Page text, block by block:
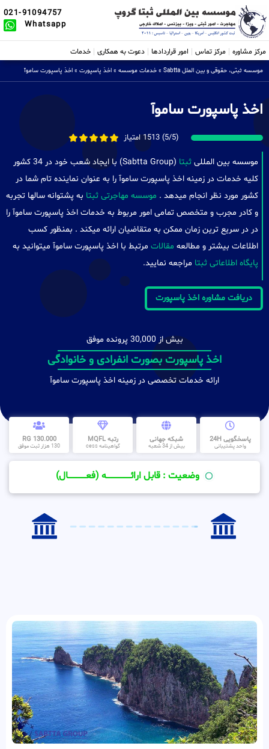
021-91094757
Whatsapp
مرکز مشاوره مرکز تماس امور قراردادها دعوت به همکاری خدمات
موسسه ثبتی، حقوقی و بین الملل Sabtta » خدمات موسسه » اخذ پاسپورت » اخذ پاسپورت ساموآ
اخذ پاسپورت ساموآ
(5/5) 1513 امتیاز
موسسه بین المللی ثبتا
(Sabtta Group) با ایجاد شعب خود در 34 کشور
کلیه خدمات در زمینه اخذ پاسپورت ساموآ را به عنوان نماینده تام شما در
کشور مورد نظر انجام میدهد . موسسه مهاجرتی ثبتا به پشتوانه سالها تجربه
و کادر مجرب و متخصص تمامی امور مربوط به خدمات اخذ پاسپورت ساموآ را
در در سریع ترین زمان ممکن به متقاضیان ارائه میکند . بمنظور کسب
اطلاعات بیشتر و مطالعه مقالات مرتبط با اخذ پاسپورت ساموآ میتوانید به
پایگاه اطلاعاتی ثبتا مراجعه نمایید.
دریافت مشاوره اخذ پاسپورت
بیش از 30,000 پرونده موفق
اخذ پاسپورت بصورت انفرادی و خانوادگی
ارائه خدمات تخصصی در زمینه اخذ پاسپورت ساموآ
پاسخگویی 24H
واحد پشتیبانی
شبکه جهانی
بیش از 34 شعبه
رتبه MQFL
گواهینامه cess
130.000 RG
130 هزار ثبت موفق
وضعیت : قابل ارائــــــــــــــــــــه (فعـــــــــــــــال)